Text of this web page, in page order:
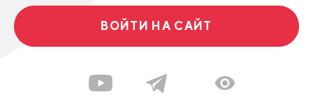
ВОЙТИ НА САЙТ